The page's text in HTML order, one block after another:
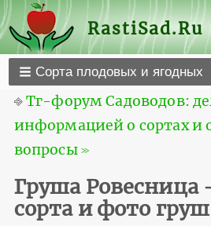
RastiSad.Ru
Сорта плодовых и ягодных
⎆Тг-форум Садоводов:
информацией о сортах и
вопросы ≫
Груша Ровесница
сорта и фото груш